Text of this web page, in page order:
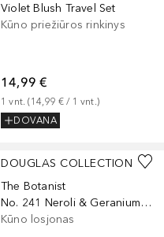
Violet Blush Travel Set
Kūno priežiūros rinkinys
14,99 €
1 vnt. (14,99 € / 1 vnt.)
DOVANA
DOUGLAS COLLECTION
The Botanist
No. 241 Neroli & Geranium Body Lotion
Kūno losjonas